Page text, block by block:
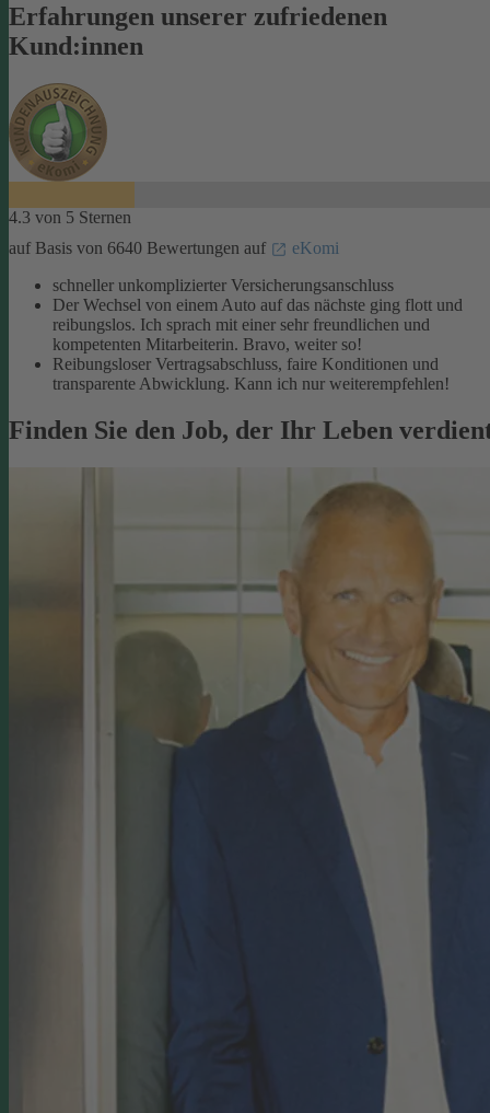
Erfahrungen unserer zufriedenen
Kund:innen
4.3 von 5 Sternen
auf Basis von 6640 Bewertungen auf
eKomi
schneller unkomplizierter Versicherungsanschluss
Der Wechsel von einem Auto auf das nächste ging flott und
reibungslos. Ich sprach mit einer sehr freundlichen und
kompetenten Mitarbeiterin. Bravo, weiter so!
Reibungsloser Vertragsabschluss, faire Konditionen und
transparente Abwicklung. Kann ich nur weiterempfehlen!
Finden Sie den Job, der Ihr Leben